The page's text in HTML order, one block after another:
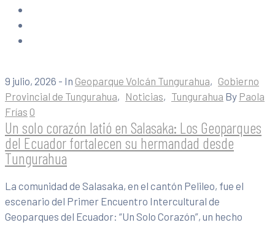
9 julio, 2026 - In Geoparque Volcán Tungurahua‚ Gobierno
Provincial de Tungurahua‚ Noticias‚ Tungurahua By Paola
Frías 0
Un solo corazón latió en Salasaka: Los Geoparques
del Ecuador fortalecen su hermandad desde
Tungurahua
La comunidad de Salasaka, en el cantón Pelileo, fue el
escenario del Primer Encuentro Intercultural de
Geoparques del Ecuador: “Un Solo Corazón”, un hecho